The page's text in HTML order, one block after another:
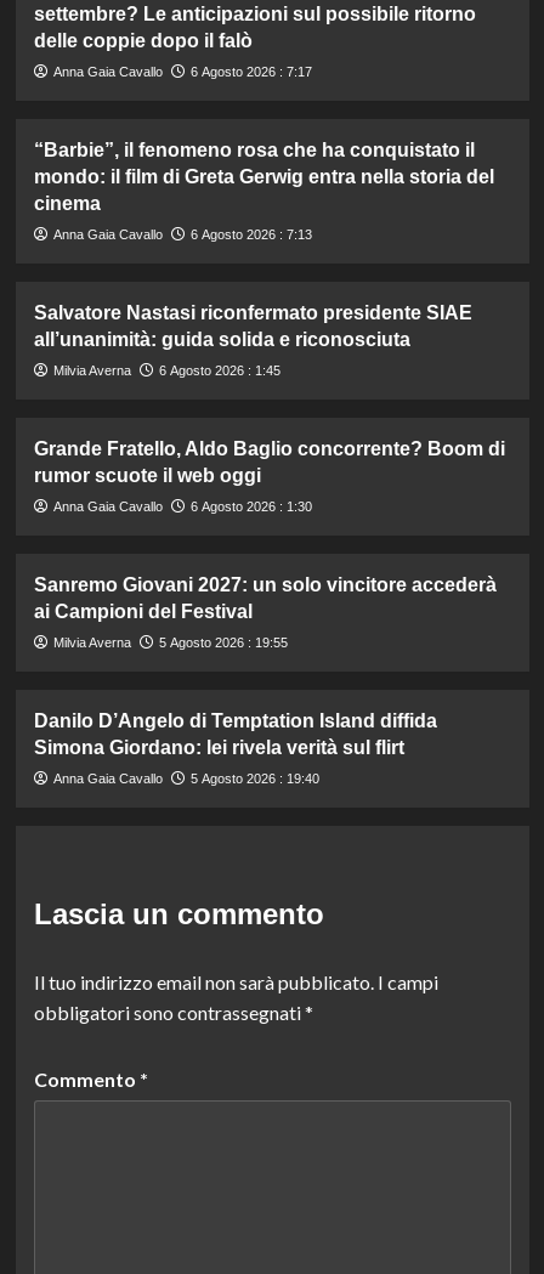
settembre? Le anticipazioni sul possibile ritorno
delle coppie dopo il falò
Anna Gaia Cavallo 6 Agosto 2026 : 7:17
“Barbie”, il fenomeno rosa che ha conquistato il
mondo: il film di Greta Gerwig entra nella storia del
cinema
Anna Gaia Cavallo 6 Agosto 2026 : 7:13
Salvatore Nastasi riconfermato presidente SIAE
all’unanimità: guida solida e riconosciuta
Milvia Averna 6 Agosto 2026 : 1:45
Grande Fratello, Aldo Baglio concorrente? Boom di
rumor scuote il web oggi
Anna Gaia Cavallo 6 Agosto 2026 : 1:30
Sanremo Giovani 2027: un solo vincitore accederà
ai Campioni del Festival
Milvia Averna 5 Agosto 2026 : 19:55
Danilo D’Angelo di Temptation Island diffida
Simona Giordano: lei rivela verità sul flirt
Anna Gaia Cavallo 5 Agosto 2026 : 19:40
Lascia un commento
Il tuo indirizzo email non sarà pubblicato. I campi
obbligatori sono contrassegnati*
Commento *